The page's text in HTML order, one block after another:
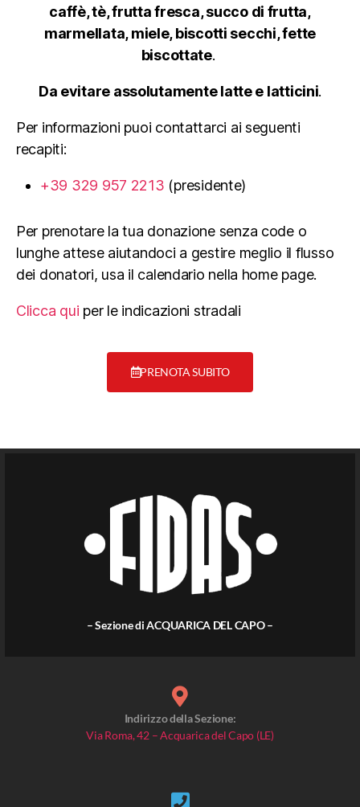
caffè, tè, frutta fresca, succo di frutta,
marmellata, miele, biscotti secchi, fette
biscottate.
Da evitare assolutamente latte e latticini.
Per informazioni puoi contattarci ai seguenti
recapiti:
+39 329 957 2213 (presidente)
Per prenotare la tua donazione senza code o
lunghe attese aiutandoci a gestire meglio il flusso
dei donatori, usa il calendario nella home page.
Clicca qui per le indicazioni stradali
PRENOTA SUBITO
– Sezione di ACQUARICA DEL CAPO –
Indirizzo della Sezione:
Via Roma, 42 – Acquarica del Capo (LE)